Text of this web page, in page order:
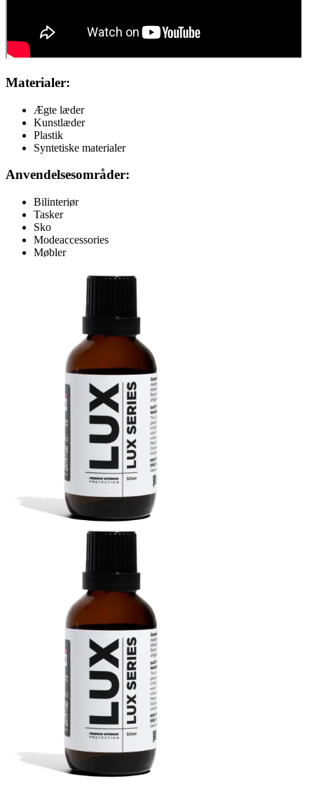
Materialer:
Ægte læder
Kunstlæder
Plastik
Syntetiske materialer
Anvendelsesområder:
Bilinteriør
Tasker
Sko
Modeaccessories
Møbler